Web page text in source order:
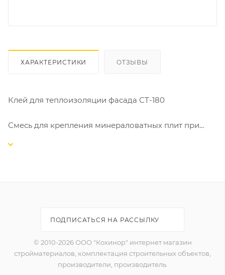
ХАРАКТЕРИСТИКИ ОТЗЫВЫ
Клей для теплоизоляции фасада СТ-180
Смесь для крепления минераловатных плит при
-может применяться при температуре от 0°С;
-обладает высокой адгезией;
-паропроницаемый;
ПОДПИСАТЬСЯ НА РАССЫЛКУ
© 2010-2026 ООО "Кохинор" интернет магазин
стройматериалов, комплектация строительных объектов,
производители, производитель.